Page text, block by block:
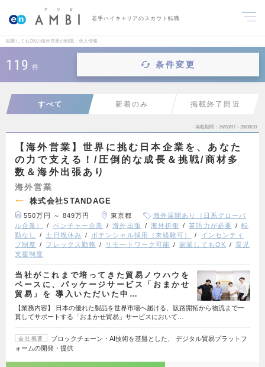
若手ハイキャリアのスカウト転職
副業してもOKの海外営業の転職・求人情報
119 件 条件変更
すべて 新着のみ 掲載終了間近
掲載期間 26/08/07～26/08/20
【海外営業】世界に挑む日本企業を、あなた
の力で支える！/圧倒的な成長＆挑戦/商材多
数＆海外出張あり
海外営業
株式会社STANDAGE
550万円 ～ 849万円 東京都
海外展開あり（日系グローバ
ル企業）
ベンチャー企業 海外出張 海外折衝 英語力が必要
転
勤なし
土日祝休み ポテンシャル採用（未経験可）
インセンティ
ブ制度
フレックス勤務 リモートワーク可能 副業してもOK
育児
支援制度
当社がこれまで培ってきた貿易ノウハウを
ベースに、パッケージサービス「おまかせ
貿易」を 導入いただいた中…
【業務内容】 日本の優れた製品を世界市場へ届ける、販路開拓から物流まで一
貫してサポートする「おまかせ貿易」サービスにおいて…
会社概要
ブロックチェーン・AI技術を基盤とした、 デジタル貿易プラットフ
ォームの開発・提供